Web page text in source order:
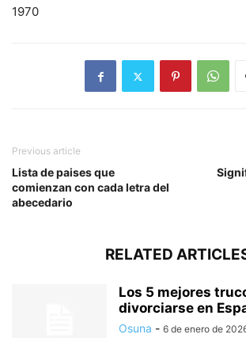
1970
Previous article
Lista de paises que
comienzan con cada letra del
abecedario
RELATED
Los 5 mejores
divorciarse en
Osuna - 6 de enero de